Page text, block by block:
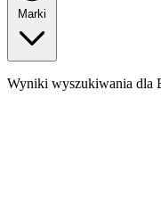
Marki
Wyniki wyszukiwania dla